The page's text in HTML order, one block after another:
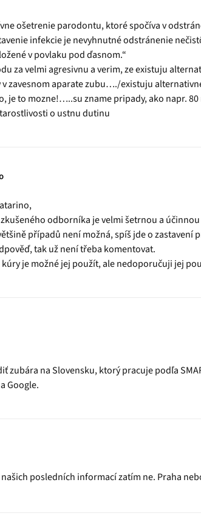
ošetrenie parodontu, ktoré spočíva v
infekcie je nevyhnutné odstránenie
v povlaku pod ďasnom.“
za velmi agresivnu a verim, ze existuju
zavesnom aparate zubu…./existuju
je to mozne!…..su zname pripady, ako napr.
o ustnu dutinu
odborníka je velmi šetrnou a
případů není možná, spíš jde o zastavení
tak už není třeba komentovat.
kúry je možné jej použít, ale nedoporučuji jej
zubára na Slovensku, ktorý pracuje podľa
Google.
posledních informací zatím ne. Praha